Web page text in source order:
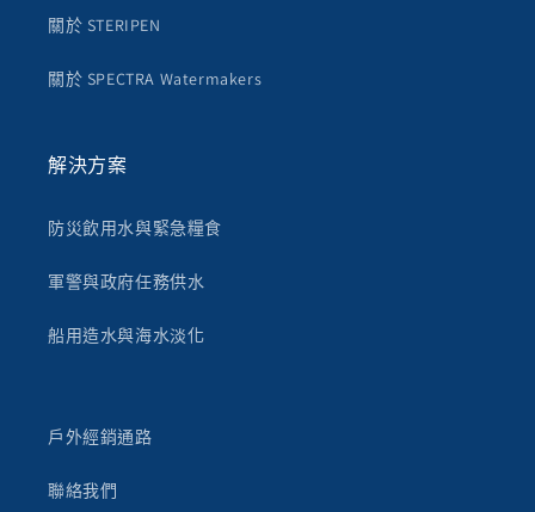
關於 STERIPEN
關於 SPECTRA Watermakers
解決方案
防災飲用水與緊急糧食
軍警與政府任務供水
船用造水與海水淡化
戶外經銷通路
聯絡我們